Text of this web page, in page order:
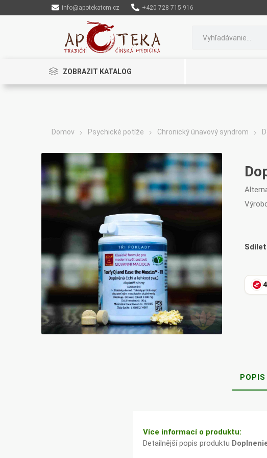
info@apotekatcm.cz +420 728 715 916
ZOBRAZIT KATALOG
Henep Organic India
Bylinky TČM
G&G
Vitamins
Ecce Vita
Domov Psychické potíže Chronický únavový syndrom
Sdílet
POPIS
Více informací o produktu:
Detailnější popis produktu